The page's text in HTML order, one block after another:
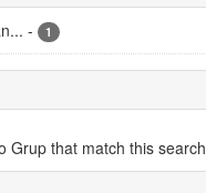
- 1
Grup that match this search